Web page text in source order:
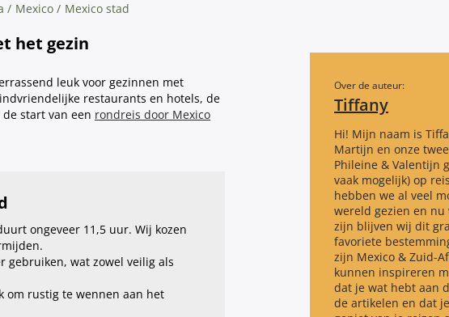
Mexico Mexico stad
het gezin
leuk voor gezinnen met
restaurants en hotels, de
start van een rondreis door Mexico
ongeveer 11,5 uur. Wij kozen
gebruiken, wat zowel veilig als
om rustig te wennen aan het
Over de auteur:
Tiffany
Hi! Mijn naam is
Martijn en onze
Phileine & Valentijn
vaak mogelijk) op
hebben we al veel
wereld gezien en
zijn blijven wij dit
favoriete
zijn Mexico & Zuid-
kunnen inspireren
dat je wat hebt aan
de artikelen en dat